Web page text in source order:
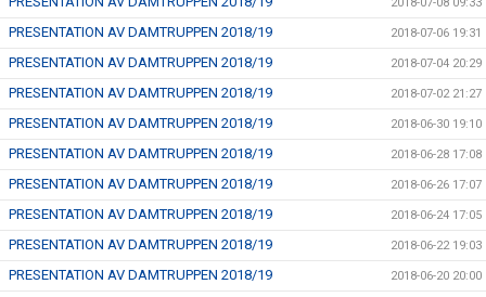
2018-07-08 09:33
PRESENTATION AV DAMTRUPPEN 2018/19 2018-07-06 19:31
PRESENTATION AV DAMTRUPPEN 2018/19 2018-07-04 20:29
PRESENTATION AV DAMTRUPPEN 2018/19 2018-07-02 21:27
PRESENTATION AV DAMTRUPPEN 2018/19 2018-06-30 19:10
PRESENTATION AV DAMTRUPPEN 2018/19 2018-06-28 17:08
PRESENTATION AV DAMTRUPPEN 2018/19 2018-06-26 17:07
PRESENTATION AV DAMTRUPPEN 2018/19 2018-06-24 17:05
PRESENTATION AV DAMTRUPPEN 2018/19 2018-06-22 19:03
PRESENTATION AV DAMTRUPPEN 2018/19 2018-06-20 20:00